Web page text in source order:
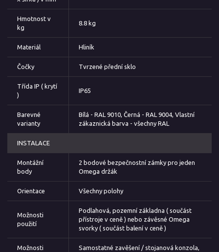
Hmotnost v
kg
8.8 kg
Materiál Hliník
Čočky Tvrzené přední sklo
Třída IP ( krytí
)
IP65
Barevné
varianty
Bílá - RAL 9010, Černá - RAL 9004, Vlastní
zákaznická barva - všechny RAL
INSTALACE
Montážní
body
2 bodové bezpečnostní zámky pro jeden
Omega držák
Orientace Všechny polohy
Možnosti
použití
Podlahová, pozemní základna ( součást
přístroje v ceně ) nebo závěsné Omega
svorky ( součást balení v ceně )
Možnosti
Samostatné zavěšení / stojanová konzola,